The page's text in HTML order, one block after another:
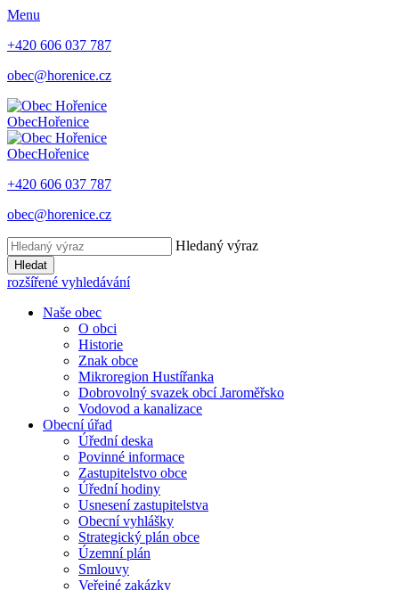
Menu
+420 606 037 787
obec@horenice.cz
ObecHořenice
ObecHořenice
+420 606 037 787
obec@horenice.cz
Hledaný výraz
Hledat
rozšířené vyhledávání
Naše obec
O obci
Historie
Znak obce
Mikroregion Hustířanka
Dobrovolný svazek obcí Jaroměřsko
Vodovod a kanalizace
Obecní úřad
Úřední deska
Povinné informace
Zastupitelstvo obce
Úřední hodiny
Usnesení zastupitelstva
Obecní vyhlášky
Strategický plán obce
Územní plán
Smlouvy
Veřejné zakázky